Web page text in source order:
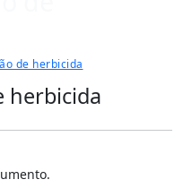
de herbicida
herbicida